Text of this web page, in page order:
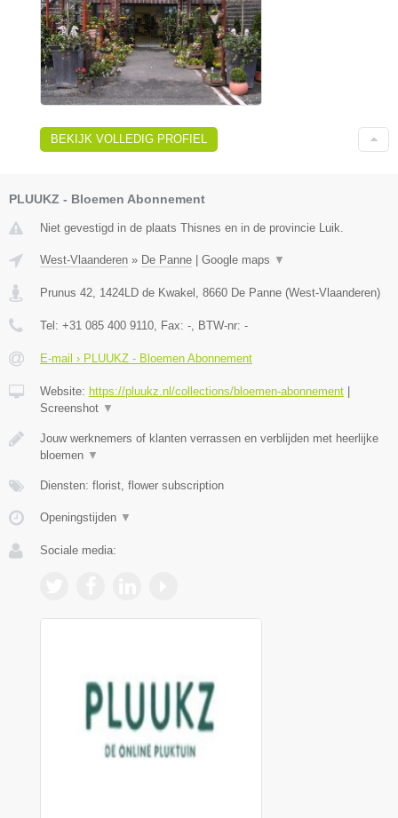
BEKIJK VOLLEDIG PROFIEL
PLUUKZ - Bloemen Abonnement
Niet gevestigd in de plaats Thisnes en in de provincie Luik.
West-Vlaanderen » De Panne Google maps ▼
Prunus 42, 1424LD de Kwakel , 8660 De Panne (West-Vlaanderen)
Tel: +31 085 400 9110, Fax: -, BTW-nr: -
E-mail › PLUUKZ - Bloemen Abonnement
Website: https://pluukz.nl/collections/bloemen-abonnement
Screenshot ▼
Jouw werknemers of klanten verrassen en verblijden met heerlijke
bloemen ▼
Diensten: florist, flower subscription
Openingstijden ▼
Sociale media: